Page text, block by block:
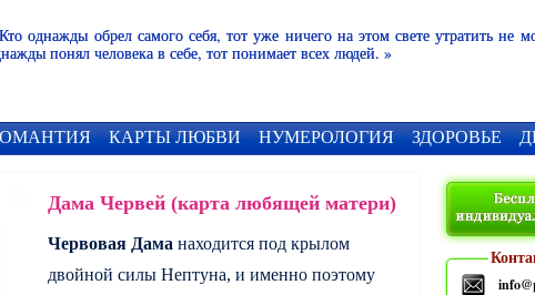
однажды обрел самого себя, тот уже ничего на этом свете утратить не
понял человека в себе, тот понимает всех людей. »
КАРТЫ ЛЮБВИ НУМЕРОЛОГИЯ ЗДОРОВЬЕ
Дама Червей (карта любящей матери)
Червовая Дама находится под крылом
двойной силы Нептуна, и именно поэтому